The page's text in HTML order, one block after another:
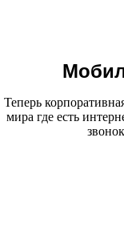
Теперь
мира где есть